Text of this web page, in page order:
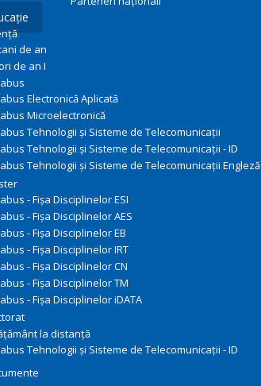
de an
de an I
Electronică Aplicată
Microelectronică
Tehnologii şi Sisteme de Telecomunicaţii
Tehnologii şi Sisteme de Telecomunicaţii - ID
Tehnologii şi Sisteme de Telecomunicaţii Engleză
- Fișa Disciplinelor ESI
- Fișa Disciplinelor AES
- Fișa Disciplinelor EB
- Fișa Disciplinelor IRT
- Fișa Disciplinelor CN
- Fișa Disciplinelor TM
- Fișa Disciplinelor iDATA
la distanță
Tehnologii şi Sisteme de Telecomunicaţii - ID